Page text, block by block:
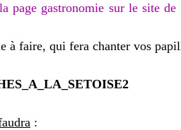
page gastronomie sur le site
à faire, qui fera chanter vos
: